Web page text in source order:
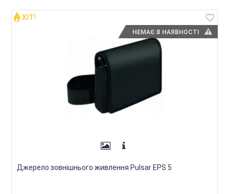
НЕМАЄ В НАЯВНОСТІ
ХІТ!
Джерело зовнішнього живлення Pulsar EPS 5